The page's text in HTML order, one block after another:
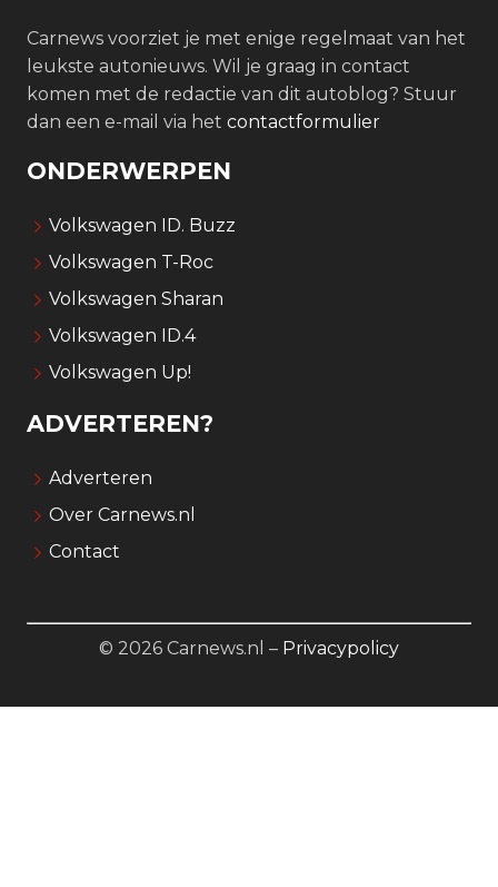
Carnews voorziet je met enige regelmaat van het
leukste autonieuws. Wil je graag in contact
komen met de redactie van dit autoblog? Stuur
dan een e-mail via het contactformulier
ONDERWERPEN
Volkswagen ID. Buzz
Volkswagen T-Roc
Volkswagen Sharan
Volkswagen ID.4
Volkswagen Up!
ADVERTEREN?
Adverteren
Over Carnews.nl
Contact
© 2026 Carnews.nl – Privacypolicy